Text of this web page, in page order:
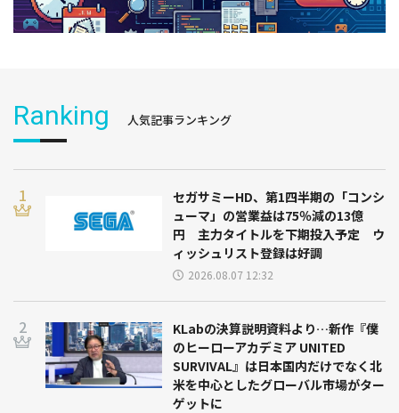
Ranking 人気記事ランキング
セガサミーHD、第1四半期の「コンシ
ューマ」の営業益は75％減の13億
円 主力タイトルを下期投入予定 ウ
ィッシュリスト登録は好調
2026.08.07 12:32
KLabの決算説明資料より…新作『僕
のヒーローアカデミア UNITED
SURVIVAL』は日本国内だけでなく北
米を中心としたグローバル市場がター
ゲットに